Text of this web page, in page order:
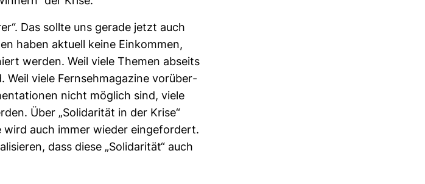
Das sollte uns gerade jetzt auch
haben aktuell keine Ein­kommen,
werden. Weil viele Themen abseits
viele Fern­seh­ma­ga­zine vor­über­
nicht mög­lich sind, viele
Über „Soli­da­rität in der Krise“
wird auch immer wieder ein­ge­for­dert.
dass diese „Soli­da­rität“ auch